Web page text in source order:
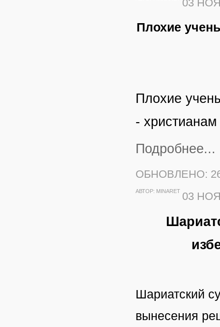
03
Плохие
Плохие
- христианам
Подробнее...
ОБНОВЛЕНО:
АВТОР: MINARET 03
Шариатский
вынесения